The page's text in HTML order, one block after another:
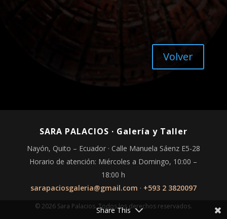
Volver
SARA PALACIOS · Galería y Taller
Nayón, Quito – Ecuador · Calle Manuela Sáenz E5-28
Horario de atención: Miércoles a Domingo, 10:00 –
18:00 h
sarapaciosgaleria@gmail.com · +593 2 3820097
© 2026 Sara Palacios. Todos los derechos reservados.
Share This